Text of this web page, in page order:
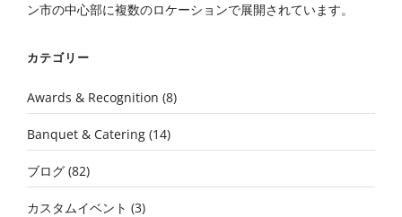
ン市の中心部に複数のロケーションで展開されています。
カテゴリー
Awards & Recognition (8)
Banquet & Catering (14)
ブログ (82)
カスタムイベント (3)